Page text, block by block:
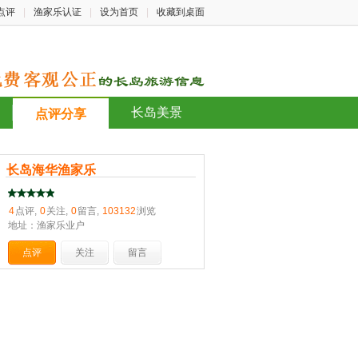
评 渔家乐认证 设为首页 收藏到桌面
点评分享 长岛美景
长岛海华渔家乐
4点评, 0关注, 0留言, 103132浏览
地址：渔家乐业户
点评 关注 留言